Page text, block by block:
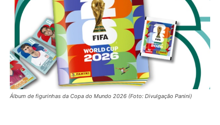
Álbum de figurinhas da Copa do Mundo 2026 (Foto: Divulgação Panini)